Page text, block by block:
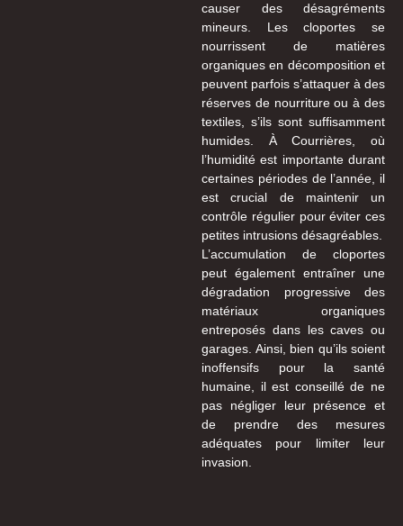
causer des désagréments
mineurs. Les cloportes se
nourrissent de matières
organiques en décomposition et
peuvent parfois s’attaquer à des
réserves de nourriture ou à des
textiles, s’ils sont suffisamment
humides. À Courrières, où
l’humidité est importante durant
certaines périodes de l’année, il
est crucial de maintenir un
contrôle régulier pour éviter ces
petites intrusions désagréables.
L’accumulation de cloportes
peut également entraîner une
dégradation progressive des
matériaux organiques
entreposés dans les caves ou
garages. Ainsi, bien qu’ils soient
inoffensifs pour la santé
humaine, il est conseillé de ne
pas négliger leur présence et
de prendre des mesures
adéquates pour limiter leur
invasion.